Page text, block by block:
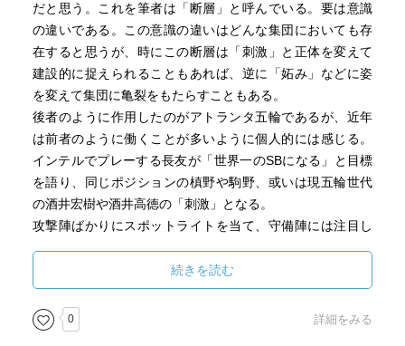
だと思う。これを筆者は「断層」と呼んでいる。要は意識
の違いである。この意識の違いはどんな集団においても存
在すると思うが、時にこの断層は「刺激」と正体を変えて
建設的に捉えられることもあれば、逆に「妬み」などに姿
を変えて集団に亀裂をもたらすこともある。
後者のように作用したのがアトランタ五輪であるが、近年
は前者のように働くことが多いように個人的には感じる。
インテルでプレーする長友が「世界一のSBになる」と目標
を語り、同じポジションの槙野や駒野、或いは現五輪世代
の酒井宏樹や酒井高徳の「刺激」となる。
攻撃陣ばかりにスポットライトを当て、守備陣には注目し
しては完全に後進国と1999年に金子達仁が著書「28年目の
ハーフタイム」で言及してる（p.55）。それから10年以上
経ったが変化はあったのだろうか？未だにその体質を改め
ずにアトランタ五輪の時のような過失を繰り返していない
続きを読む
0 詳細をみる